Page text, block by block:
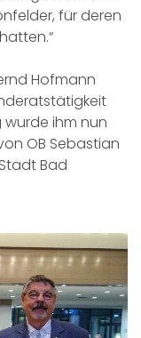
für deren
Hofmann
ihm nun
OB Sebastian
Bad